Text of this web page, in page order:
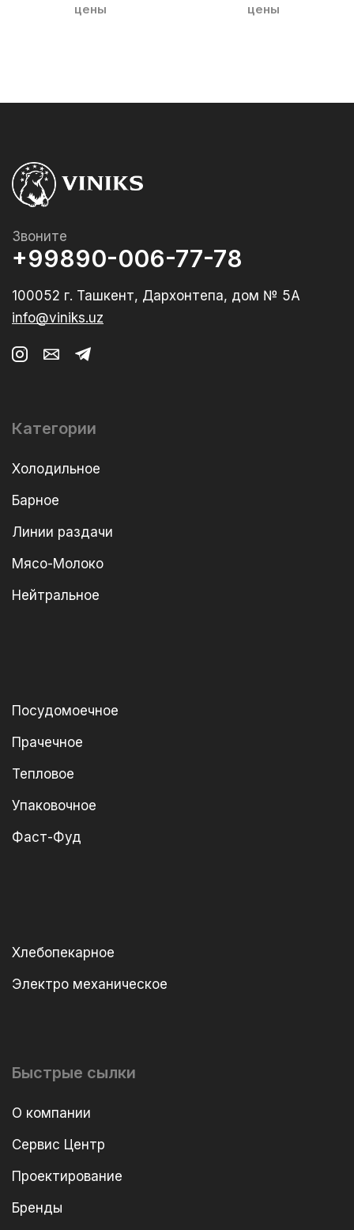
цены
цены
Звоните
+99890-006-77-78
100052 г. Ташкент, Дархонтепа, дом № 5А
info@viniks.uz
Категории
Холодильное
Барное
Линии раздачи
Мясо-Молоко
Нейтральное
Посудомоечное
Прачечное
Тепловое
Упаковочное
Фаст-Фуд
Хлебопекарное
Электро механическое
Быстрые сылки
О компании
Сервис Центр
Проектирование
Бренды